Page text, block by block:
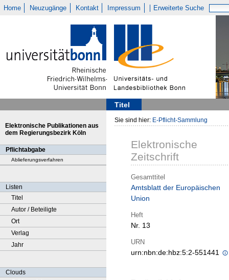
Home Neuzugänge Kontakt Impressum Erweiterte Suche
Titel
Elektronische Publikationen aus
dem Regierungsbezirk Köln
Pflichtabgabe
Ablieferungsverfahren
Listen
Titel
Autor / Beteiligte
Ort
Verlag
Jahr
Clouds
Sie sind hier: E-Pflicht-Sammlung
Elektronische
Zeitschrift
Gesamttitel
Amtsblatt der Europäischen
Union
Heft
Nr. 13
URN
urn:nbn:de:hbz:5:2-551441